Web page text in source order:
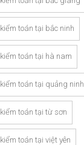
kiểm toán tại bắc ninh
kiểm toán tại hà nam
kiểm toán tại quảng ninh
kiểm toán tại từ sơn
kiểm toán tại việt yên